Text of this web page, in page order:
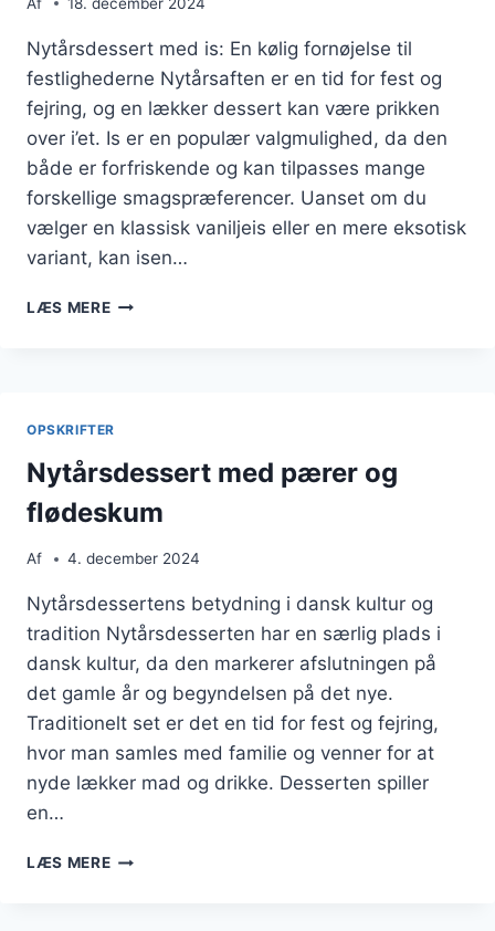
Nytårsdessert med is: En kølig fornøjelse til
festlighederne Nytårsaften er en tid for fest og
fejring, og en lækker dessert kan være prikken
over i’et. Is er en populær valgmulighed, da den
både er forfriskende og kan tilpasses mange
forskellige smagspræferencer. Uanset om du
vælger en klassisk vaniljeis eller en mere eksotisk
variant, kan isen…
LÆS MERENYTÅRSDESSERT
OPSKRIFTER
Nytårsdessert med pærer og
flødeskum
Af 4. december 2024
Nytårsdessertens betydning i dansk kultur og
tradition Nytårsdesserten har en særlig plads i
dansk kultur, da den markerer afslutningen på
det gamle år og begyndelsen på det nye.
Traditionelt set er det en tid for fest og fejring,
hvor man samles med familie og venner for at
nyde lækker mad og drikke. Desserten spiller
en…
LÆS MERENYTÅRSDESSERT